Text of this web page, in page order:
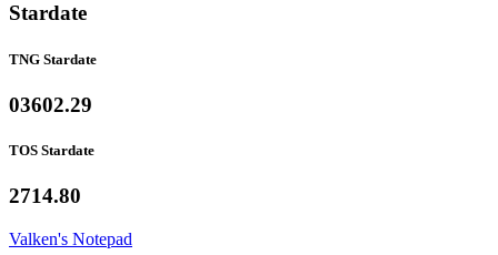
Stardate
TNG Stardate
03602.29
TOS Stardate
2714.80
Valken's Notepad